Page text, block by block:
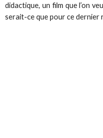
didactique, un film que l’on
serait-ce que pour ce dernier